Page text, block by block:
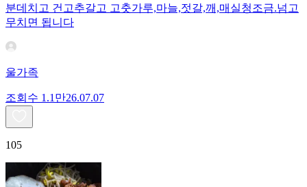
분데치고 건고추갈고 고춧가루,마늘,젓갈,깨,매실청조금.넘고
무치면 됩니다
울가족
조회수 1.1만26.07.07
105